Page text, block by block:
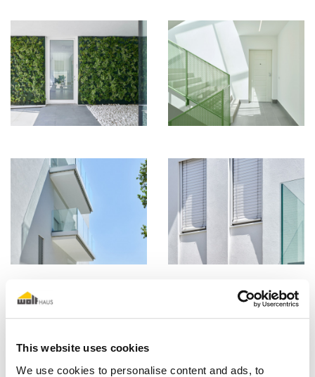
This website uses cookies
We use cookies to personalise content and ads, to